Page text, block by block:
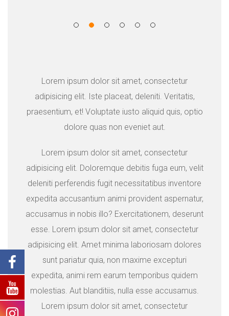
Lorem ipsum dolor sit amet, consectetur
adipisicing elit. Iste placeat, deleniti. Veritatis,
praesentium, et! Voluptate iusto aliquid quis, optio
dolore quas non eveniet aut.
Lorem ipsum dolor sit amet, consectetur
adipisicing elit. Doloremque debitis fuga eum, velit
deleniti perferendis fugit necessitatibus inventore
expedita accusantium animi provident aspernatur,
accusamus in nobis illo? Exercitationem, deserunt
esse. Lorem ipsum dolor sit amet, consectetur
adipisicing elit. Amet minima laboriosam dolores
sunt pariatur quia, non maxime excepturi
expedita, animi rem earum temporibus quidem
molestias. Aut blanditiis, nulla esse accusamus.
Lorem ipsum dolor sit amet, consectetur